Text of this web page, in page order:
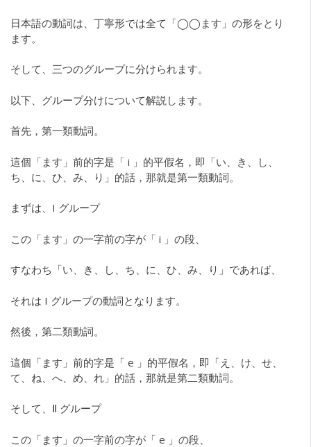
日本語の動詞は、丁寧形では全て「◯◯ます」の形をとり
ます。
そして、三つのグループに分けられます。
以下、グループ分けについて解説します。
首先，第一類動詞。
這個「ます」前的字是「 i 」的平假名，即「い、き、し、
ち、に、ひ、み、り」的話，那就是第一類動詞。
まずは、I グループ
この「ます」の一字前の字が「 i 」の段、
すなわち「い、き、し、ち、に、ひ、み、り」であれば、
それは I グループの動詞となります。
然後，第二類動詞。
這個「ます」前的字是「 e 」的平假名，即「え、け、せ、
て、ね、へ、め、れ」的話，那就是第二類動詞。
そして、Ⅱ グループ
この「ます」の一字前の字が「 e 」の段、